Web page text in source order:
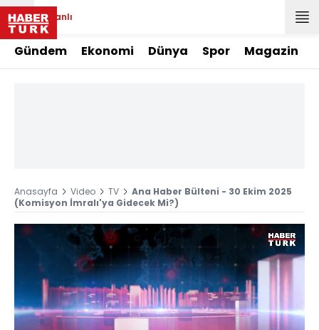
Canlı
Gündem Ekonomi Dünya Spor Magazin
Anasayfa Video TV
Ana Haber Bülteni - 30 Ekim 2025
(Komisyon İmralı'ya Gidecek Mi?)